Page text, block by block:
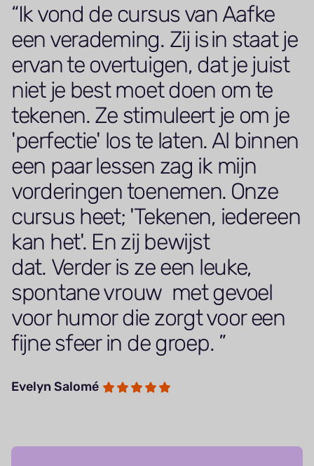
Ik vond de cursus van Aafke
een verademing. Zij is in staat je
ervan te overtuigen, dat je juist
niet je best moet doen om te
tekenen. Ze stimuleert je om je
'perfectie' los te laten. Al binnen
een paar lessen zag ik mijn
vorderingen toenemen. Onze
cursus heet; 'Tekenen, iedereen
kan het'. En zij bewijst
dat. Verder is ze een leuke,
spontane vrouw met gevoel
voor humor die zorgt voor een
fijne sfeer in de groep.
Evelyn Salomé